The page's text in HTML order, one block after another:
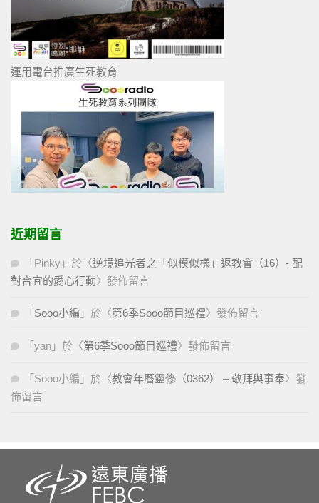
運用電台推廣生死教育
近期留言
「 Pinky 」於〈逆境追光者之「似模似樣」返教會（16）- 配
對合宜的愛心行動〉發佈留言
「 Sooo小編 」於〈第6季Sooo節目巡禮〉發佈留言
「 yan 」於〈第6季Sooo節目巡禮〉發佈留言
「 Sooo小編 」於〈教會年曆靈修（0362） – 敬拜與事奉〉發
佈留言